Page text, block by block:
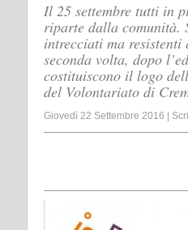
Il 25 settembre tutti in
riparte dalla comunità.
intrecciati ma
seconda volta, dopo
costituiscono il logo
del Volontariato di
Giovedì 22 Settembre 2016